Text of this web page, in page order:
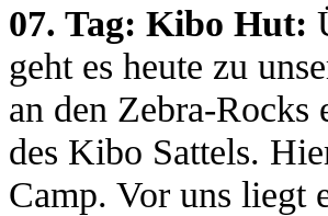
07. Tag: Kibo Hut:
geht es heute zu
an den Zebra-
des Kibo Sattels.
Camp. Vor uns liegt